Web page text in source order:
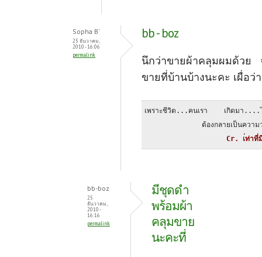
Sopha B'
25 ธันวาคม,
2010 - 16:06
permalink
bb - boz
นึกว่าขายผ้าคลุมผมด้วย
ขายที่บ้านบ้างนะคะ เผื่อว่
เพราะชีวิต...คนเรา    เกิดมา....
ต้องกลายเป็นค
Cr. เ่ท่าที่
bb-boz
25
ธันวาคม,
2010 -
16:16
permalink
มีชุดดำ
พร้อมผ้า
คลุมขาย
นะคะที่